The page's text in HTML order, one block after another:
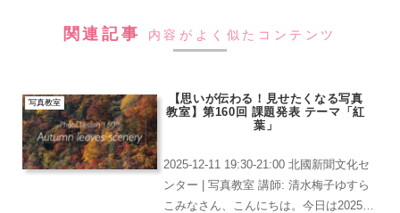
関連記事 内容がよく似たコンテンツ
写真教室
【思いが伝わる！見せたくなる写真
教室】第160回 課題発表 テーマ「紅
葉」
2025-12-11 19:30-21:00 北國新聞文化セ
ンター | 写真教室 講師: 清水梅子ゆすら
こみなさん、こんにちは。今日は2025年